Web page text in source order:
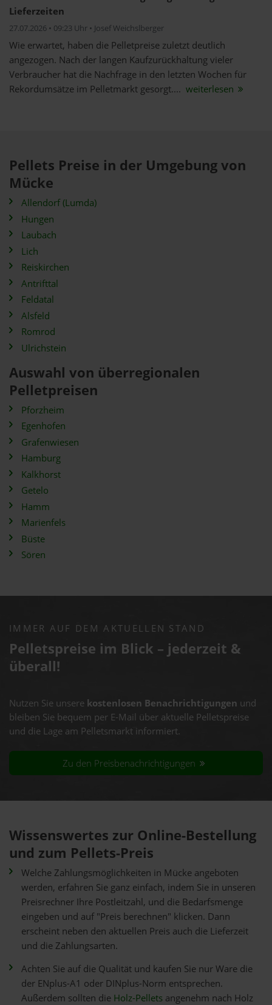
Lieferzeiten
27.07.2026 • 09:23 Uhr • Josef Weichslberger
Wie erwartet, haben die Pelletpreise zuletzt deutlich
angezogen. Nach der langen Kaufzurückhaltung vieler
Verbraucher hat die Nachfrage in den letzten Wochen für
Rekordumsätze im Pelletmarkt gesorgt.... weiterlesen
Pellets Preise in der Umgebung von
Mücke
Allendorf (Lumda)
Hungen
Laubach
Lich
Reiskirchen
Antrifttal
Feldatal
Alsfeld
Romrod
Ulrichstein
Auswahl von überregionalen
Pelletpreisen
Pforzheim
Egenhofen
Grafenwiesen
Hamburg
Kalkhorst
Getelo
Hamm
Marienfels
Büste
Sören
IMMER AUF DEM AKTUELLEN STAND
Pelletspreise im Blick – jederzeit &
überall!
Nutzen Sie unsere kostenlosen Benachrichtigungen und
bleiben Sie bequem per E-Mail über aktuelle Pelletspreise
und die Lage am Pelletsmarkt informiert.
Zu den Preisbenachrichtigungen
Wissenswertes zur Online-Bestellung
und zum Pellets-Preis
Welche Zahlungsmöglichkeiten in Mücke angeboten
werden, erfahren Sie ganz einfach, indem Sie in unseren
Preisrechner Ihre Postleitzahl, und die Bedarfsmenge
eingeben und auf "Preis berechnen" klicken. Dann
erscheint neben den aktuellen Preis auch die Lieferzeit
und die Zahlungsarten.
Achten Sie auf die Qualität und kaufen Sie nur Ware die
der ENplus-A1 oder DINplus-Norm entsprechen.
Außerdem sollten die Holz-Pellets angenehm nach Holz